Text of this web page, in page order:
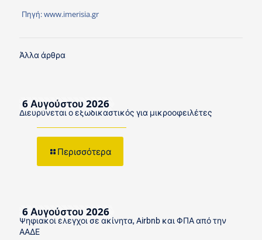
Πηγή: www.imerisia.gr
Άλλα άρθρα
6 Αυγούστου 2026
Διευρύνεται ο εξωδικαστικός για μικροοφειλέτες
Περισσότερα
6 Αυγούστου 2026
Ψηφιακοί έλεγχοι σε ακίνητα, Airbnb και ΦΠΑ από την
ΑΑΔΕ